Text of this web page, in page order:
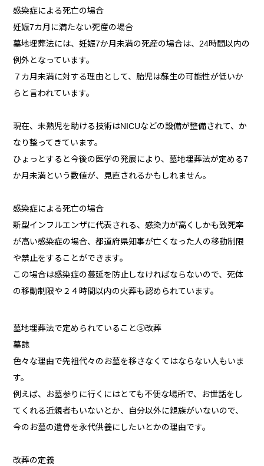
感染症による死亡の場合
妊娠7カ月に満たない死産の場合
墓地埋葬法には、妊娠7か月未満の死産の場合は、24時間以内の
例外となっています。
７カ月未満に対する理由として、胎児は蘇生の可能性が低いか
らと言われています。
現在、未熟児を助ける技術はNICUなどの設備が整備されて、か
なり整ってきています。
ひょっとすると今後の医学の発展により、墓地埋葬法が定める7
か月未満という数値が、見直されるかもしれません。
感染症による死亡の場合
新型インフルエンザに代表される、感染力が高くしかも致死率
が高い感染症の場合、都道府県知事が亡くなった人の移動制限
や禁止をすることができます。
この場合は感染症の蔓延を防止しなければならないので、死体
の移動制限や２４時間以内の火葬も認められています。
墓地埋葬法で定められていること⑤改葬
墓誌
色々な理由で先祖代々のお墓を移さなくてはならない人もいま
す。
例えば、お墓参りに行くにはとても不便な場所で、お世話をし
てくれる近親者もいないとか、自分以外に親族がいないので、
今のお墓の遺骨を永代供養にしたいとかの理由です。
改葬の定義